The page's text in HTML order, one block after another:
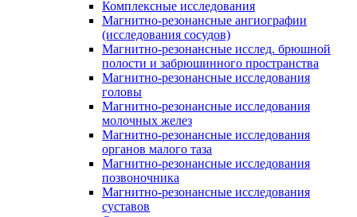
Комплексные исследования
Магнитно-резонансные ангиографии
(исследования сосудов)
Магнитно-резонансные исслед. брюшной
полости и забрюшинного пространства
Магнитно-резонансные исследования
головы
Магнитно-резонансные исследования
молочных желез
Магнитно-резонансные исследования
органов малого таза
Магнитно-резонансные исследования
позвоночника
Магнитно-резонансные исследования
суставов